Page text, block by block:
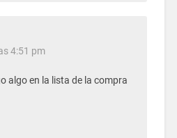
4:51 pm
algo en la lista de la compra